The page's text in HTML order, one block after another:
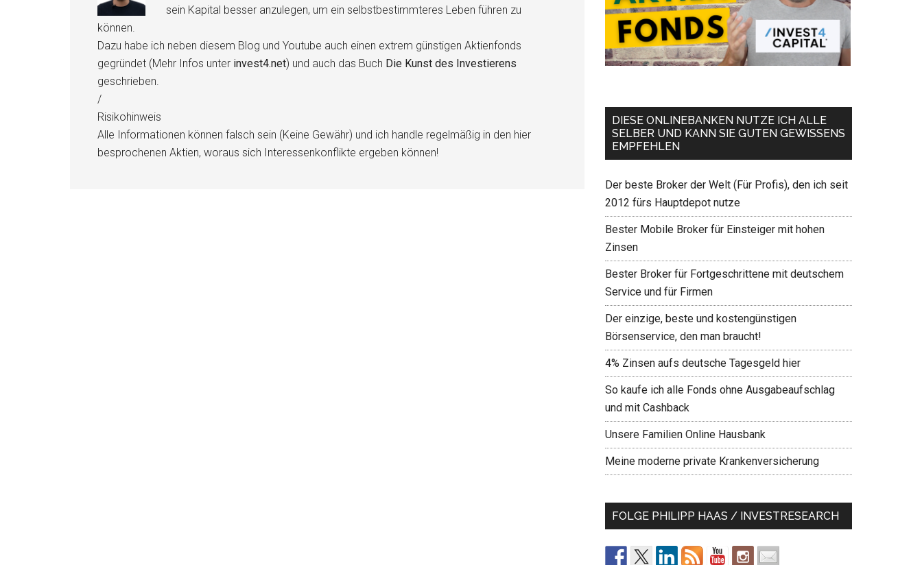
sein Kapital besser anzulegen, um ein selbstbestimmteres Leben führen zu
können.
Dazu habe ich neben diesem Blog und Youtube auch einen extrem günstigen Aktienfonds
gegründet (Mehr Infos unter invest4.net) und auch das Buch Die Kunst des Investierens
geschrieben.
/
Risikohinweis
Alle Informationen können falsch sein (Keine Gewähr) und ich handle regelmäßig in den hier
besprochenen Aktien, woraus sich Interessenkonflikte ergeben können!
DIESE ONLINEBANKEN NUTZE ICH ALLE
SELBER UND KANN SIE GUTEN GEWISSENS
EMPFEHLEN
Der beste Broker der Welt (Für Profis), den ich seit
2012 fürs Hauptdepot nutze
Bester Mobile Broker für Einsteiger mit hohen
Zinsen
Bester Broker für Fortgeschrittene mit deutschem
Service und für Firmen
Der einzige, beste und kostengünstigen
Börsenservice, den man braucht!
4% Zinsen aufs deutsche Tagesgeld hier
So kaufe ich alle Fonds ohne Ausgabeaufschlag
und mit Cashback
Unsere Familien Online Hausbank
Meine moderne private Krankenversicherung
FOLGE PHILIPP HAAS / INVESTRESEARCH